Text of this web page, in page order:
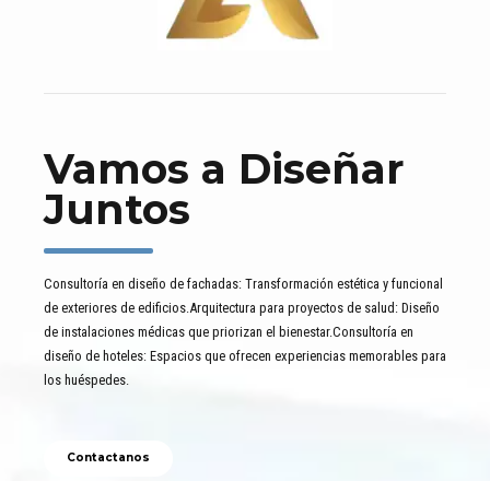
Vamos a Diseñar
Juntos
Consultoría en diseño de fachadas: Transformación estética y funcional
de exteriores de edificios.Arquitectura para proyectos de salud: Diseño
de instalaciones médicas que priorizan el bienestar.Consultoría en
diseño de hoteles: Espacios que ofrecen experiencias memorables para
los huéspedes.
Contactanos